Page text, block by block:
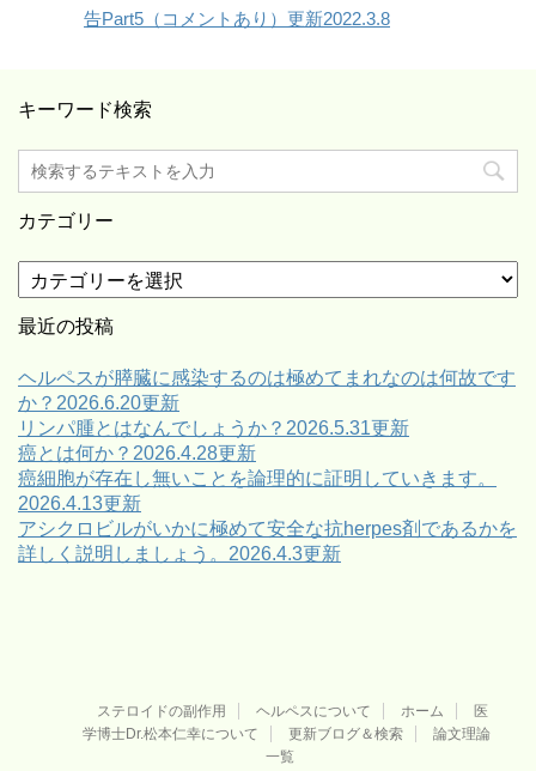
告Part5（コメントあり）更新2022.3.8
キーワード検索
カテゴリー
テ
ゴ
ー
最近の投稿
ヘルペスが膵臓に感染するのは極めてまれなのは何故です
か？2026.6.20更新
リンパ腫とはなんでしょうか？2026.5.31更新
癌とは何か？2026.4.28更新
癌細胞が存在し無いことを論理的に証明していきます。
2026.4.13更新
アシクロビルがいかに極めて安全な抗herpes剤であるかを
詳しく説明しましょう。2026.4.3更新
ステロイドの副作用 ヘルペスについて ホーム
医
学博士Dr.松本仁幸について
更新ブログ＆検索
論文理論
一覧